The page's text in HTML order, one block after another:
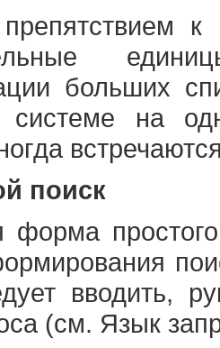
больших
системе на
поиск
форма
вводить,
(см. Язык